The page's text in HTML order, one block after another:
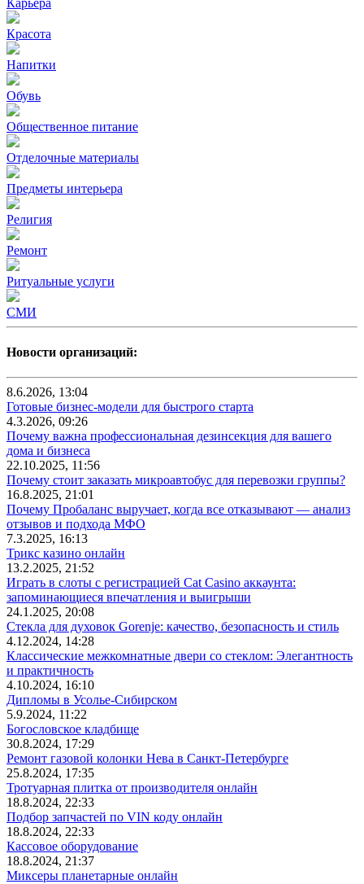
Красота
Напитки
Обувь
Общественное питание
Отделочные материалы
Предметы интерьера
Религия
Ремонт
Ритуальные услуги
СМИ
Новости организаций:
8.6.2026, 13:04
Готовые бизнес-модели для быстрого старта
4.3.2026, 09:26
Почему важна профессиональная дезинсекция для вашего
дома и бизнеса
22.10.2025, 11:56
Почему стоит заказать микроавтобус для перевозки группы?
16.8.2025, 21:01
Почему Пробаланс выручает, когда все отказывают — анализ
отзывов и подхода МФО
7.3.2025, 16:13
Трикс казино онлайн
13.2.2025, 21:52
Играть в слоты с регистрацией Cat Casino аккаунта:
запоминающиеся впечатления и выигрыши
24.1.2025, 20:08
Стекла для духовок Gorenje: качество, безопасность и стиль
4.12.2024, 14:28
Классические межкомнатные двери со стеклом: Элегантность
и практичность
4.10.2024, 16:10
Дипломы в Усолье-Сибирском
5.9.2024, 11:22
Богословское кладбище
30.8.2024, 17:29
Ремонт газовой колонки Нева в Санкт-Петербурге
25.8.2024, 17:35
Тротуарная плитка от производителя онлайн
18.8.2024, 22:33
Подбор запчастей по VIN коду онлайн
18.8.2024, 22:33
Кассовое оборудование
18.8.2024, 21:37
Миксеры планетарные онлайн